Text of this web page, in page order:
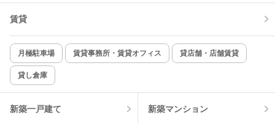
新着のみ インターネット無料
該当件数:
1
賃貸
月極駐車場 賃貸事務所・賃貸オフィス 貸店舗・店舗賃貸
貸し倉庫
新築一戸建て 新築マンション